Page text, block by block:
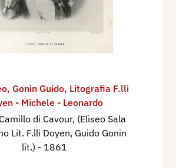
, Gonin Guido, Litografia F.lli
- Michele - Leonardo
di Cavour, (Eliseo Sala
Lit. F.lli Doyen, Guido Gonin
lit.) - 1861